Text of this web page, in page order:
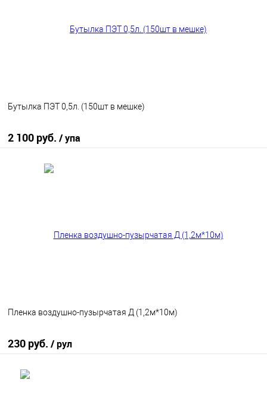
Бутылка ПЭТ 0,5л. (150шт в мешке)
2 100 руб. / упа
Пленка воздушно-пузырчатая Д (1,2м*10м)
230 руб. / рул